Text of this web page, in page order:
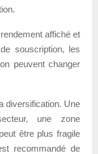
affiché et
souscription, les
peuvent changer
diversification. Une
une zone
être plus fragile
recommandé de